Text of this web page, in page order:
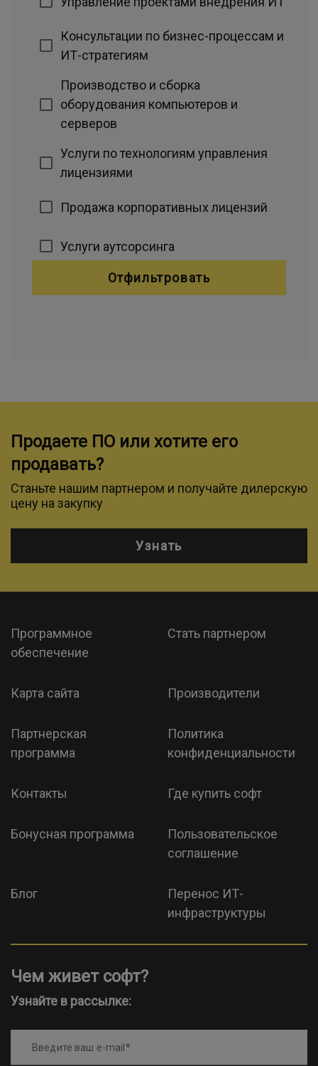
Консультации по бизнес-процессам и
ИТ-стратегиям
Производство и сборка
оборудования компьютеров и
серверов
Услуги по технологиям управления
лицензиями
Продажа корпоративных лицензий
Услуги аутсорсинга
Отфильтровать
Продаете ПО или хотите его
продавать?
Станьте нашим партнером и получайте дилерскую
цену на закупку
Узнать
Программное
обеспечение
Стать партнером
Карта сайта Производители
Партнерская
программа
Политика
конфиденциальности
Контакты Где купить софт
Бонусная программа
Пользовательское
соглашение
Блог
Перенос ИТ-
инфраструктуры
Чем живет софт?
Узнайте в рассылке:
Введите ваш e-mail